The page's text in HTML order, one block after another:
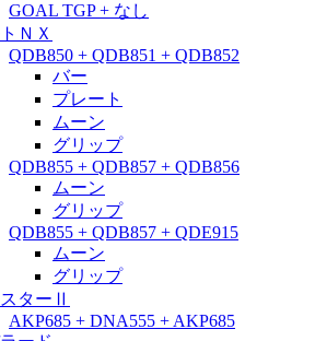
GOAL TGP + なし
ＮＸ
QDB850 + QDB851 + QDB852
バー
プレート
ムーン
グリップ
QDB855 + QDB857 + QDB856
ムーン
グリップ
QDB855 + QDB857 + QDE915
ムーン
グリップ
ターⅡ
AKP685 + DNA555 + AKP685